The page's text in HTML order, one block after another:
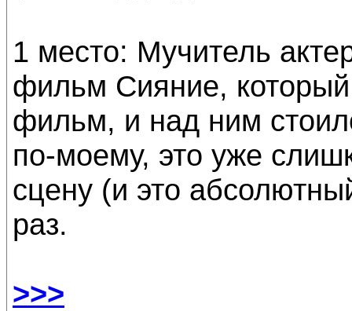
1 место: Мучитель
фильм Сияние,
фильм, и над ним
по-моему, это уже
сцену (и это
раз.
>>>